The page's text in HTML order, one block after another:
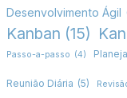
Desenvolvimento Ágil
Kanban (15)
Passo-a-passo (4)
Reunião Diária (5)